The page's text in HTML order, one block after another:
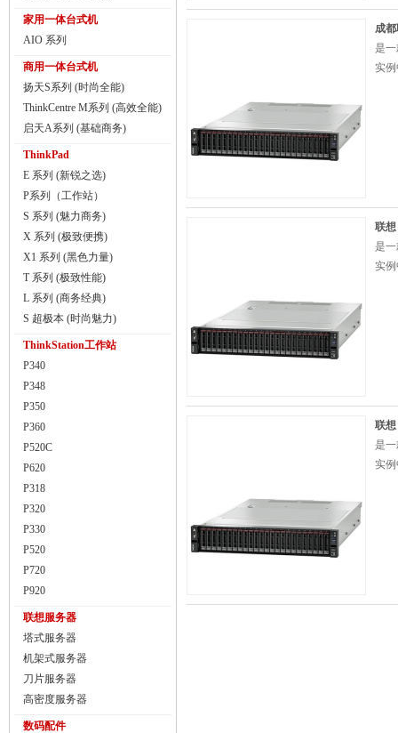
家用一体台式机
AIO 系列
商用一体台式机
扬天S系列 (时尚全能)
ThinkCentre M系列 (高效全能)
启天A系列 (基础商务)
ThinkPad
E 系列 (新锐之选)
P系列（工作站）
S 系列 (魅力商务)
X 系列 (极致便携)
X1 系列 (黑色力量)
T 系列 (极致性能)
L 系列 (商务经典)
S 超极本 (时尚魅力)
ThinkStation工作站
P340
P348
P350
P360
P520C
P620
P318
P320
P330
P520
P720
P920
联想服务器
塔式服务器
机架式服务器
刀片服务器
高密度服务器
数码配件
成
是
实
联想
是
实
联
是
实